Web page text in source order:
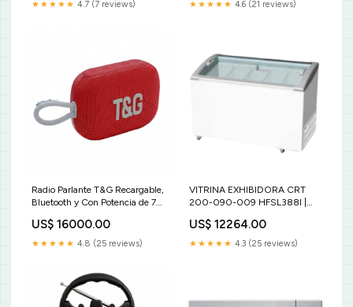
★★★★★ 4.7 (7 reviews) ★★★★★ 4.6 (21 reviews)
Radio Parlante T&G Recargable,
Bluetooth y Con Potencia de 7w
US$ 16000.00
★★★★★ 4.8 (25 reviews)
VITRINA EXHIBIDORA CRT
200-090-009 HFSL388I |
Puertas Deslizables Cristal |
388 Litros | Cafetería Heladería
US$ 12264.00
★★★★★ 4.3 (25 reviews)